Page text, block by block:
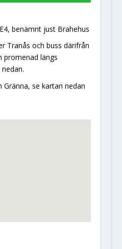
benämnt just Brahehus
Tranås och buss därifrån
promenad längs
Gränna, se kartan nedan